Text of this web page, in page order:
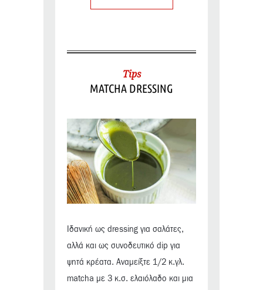
Tips
MATCHA DRESSING
Ιδανική ως dressing για σαλάτες,
αλλά και ως συνοδευτικό dip για
ψητά κρέατα. Αναμείξτε 1/2 κ.γλ.
matcha με 3 κ.σ. ελαιόλαδο και μια